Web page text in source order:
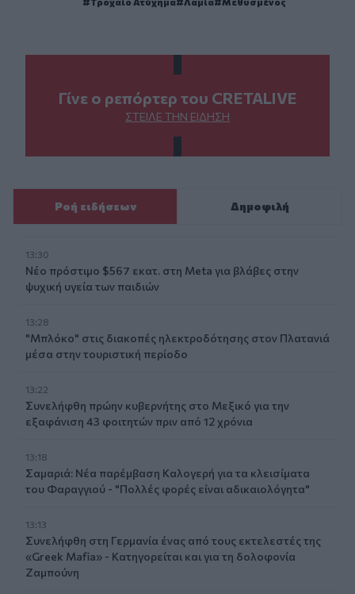
Γίνε ο ρεπόρτερ του CRETALIVE
ΣΤΕΊΛΕ ΤΗΝ ΕΊΔΗΣΗ
Ροή ειδήσεων Δημοφιλή
13:30
Νέο πρόστιμο $567 εκατ. στη Meta για βλάβες στην
ψυχική υγεία των παιδιών
13:28
"Μπλόκο" στις διακοπές ηλεκτροδότησης στον Πλατανιά
μέσα στην τουριστική περίοδο
13:22
Συνελήφθη πρώην κυβερνήτης στο Μεξικό για την
εξαφάνιση 43 φοιτητών πριν από 12 χρόνια
13:18
Σαμαριά: Νέα παρέμβαση Καλογερή για τα κλεισίματα
του Φαραγγιού - "Πολλές φορές είναι αδικαιολόγητα"
13:13
Συνελήφθη στη Γερμανία ένας από τους εκτελεστές της
«Greek Mafia» - Κατηγορείται και για τη δολοφονία
Ζαμπούνη